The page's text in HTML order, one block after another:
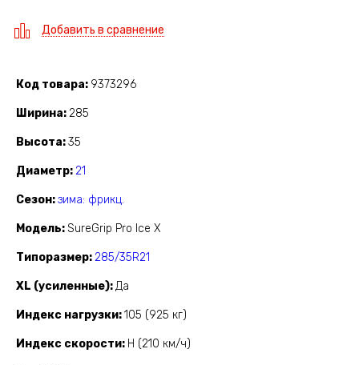
Добавить в сравнение
Код товара 9373296
Ширина 285
Высота 35
Диаметр 21
Сезон зима: фрикц.
Модель SureGrip Pro Ice X
Типоразмер 285/35R21
XL (усиленные) Да
Индекс нагрузки 105 (925 кг)
Индекс скорости H (210 км/ч)